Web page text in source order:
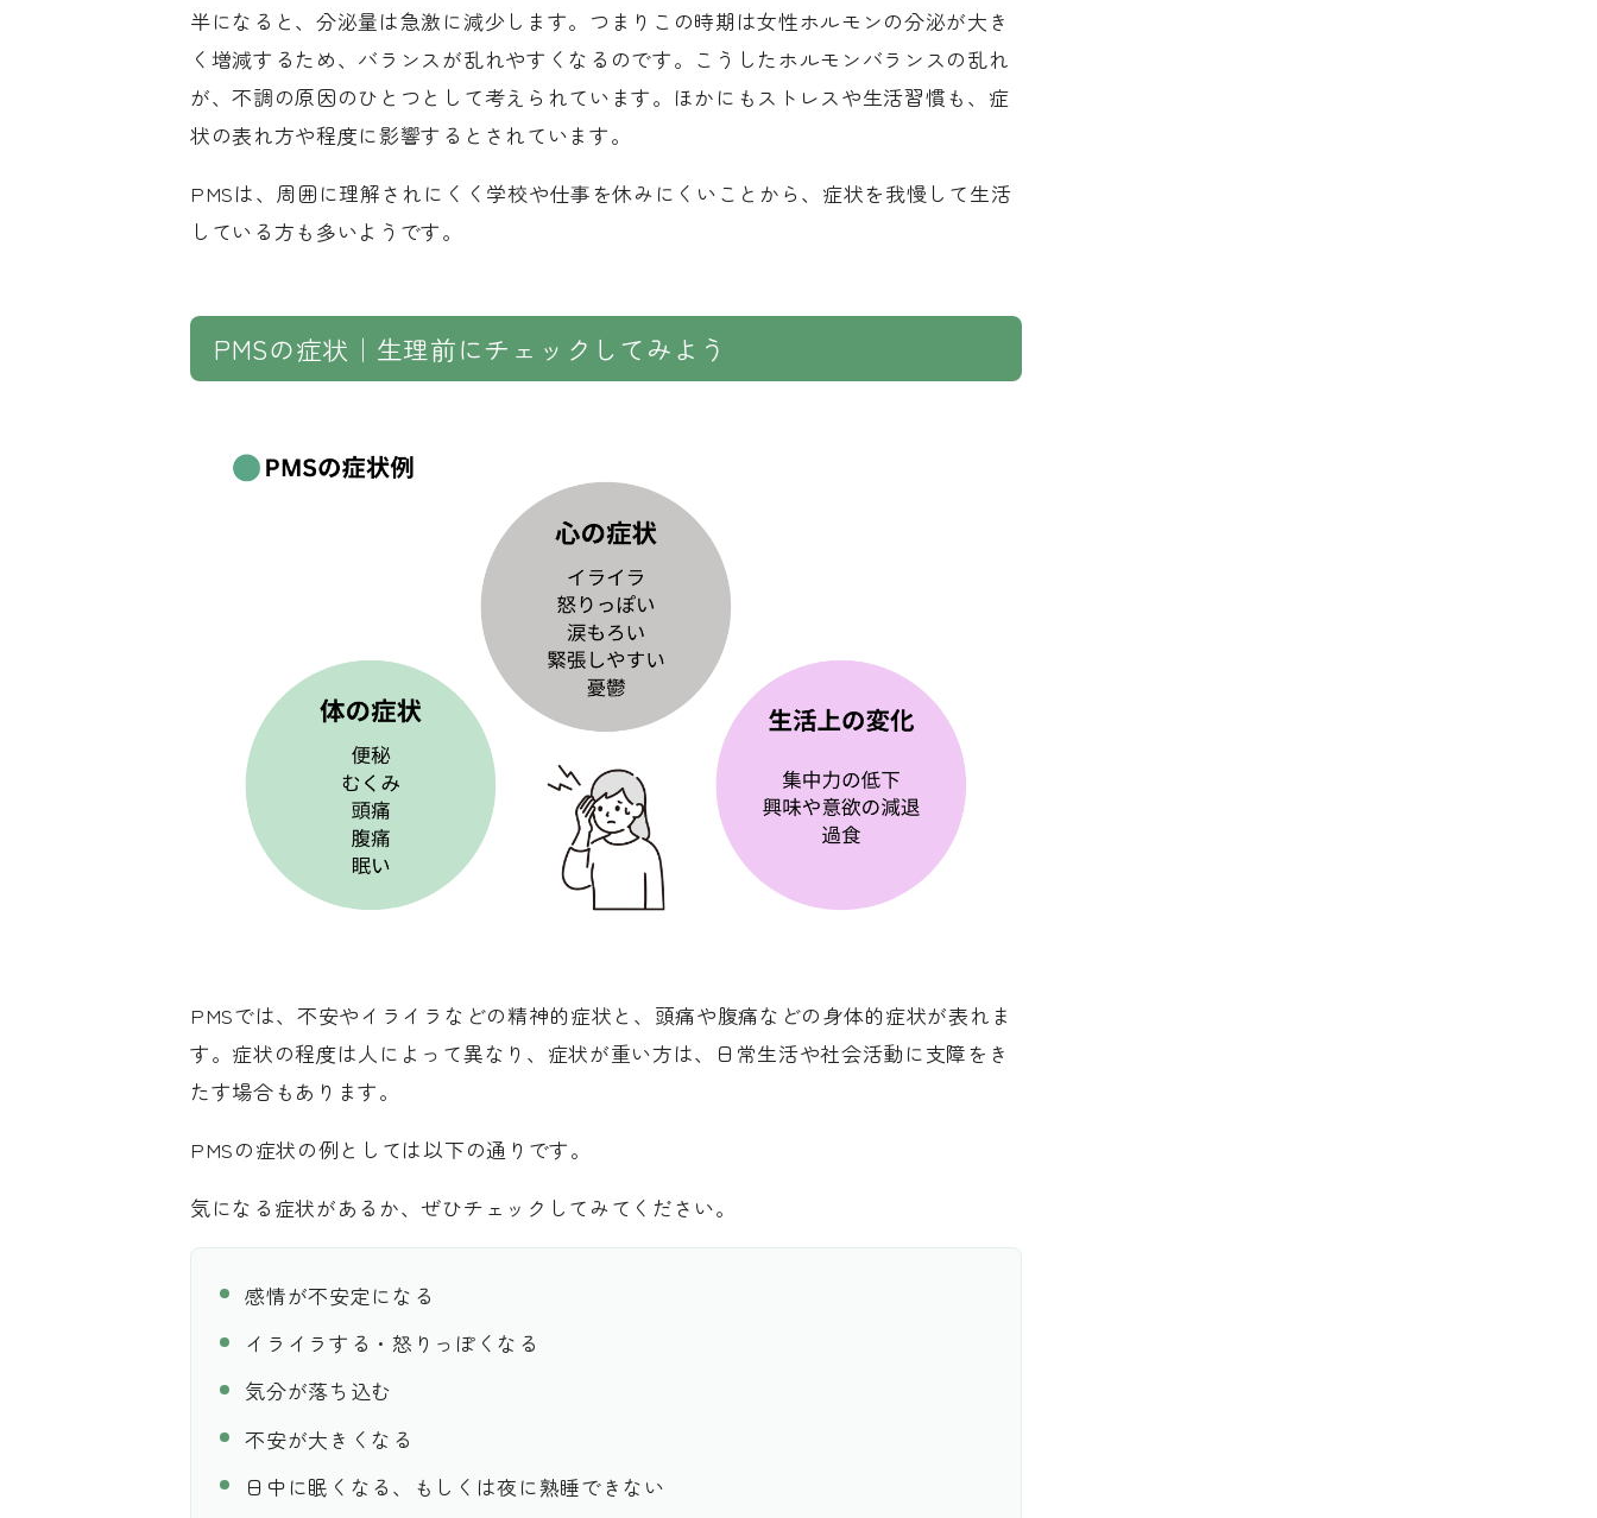
半になると、分泌量は急激に減少します。つまりこの時期は女性ホルモンの分泌が大き
く増減するため、バランスが乱れやすくなるのです。こうしたホルモンバランスの乱れ
が、不調の原因のひとつとして考えられています。ほかにもストレスや生活習慣も、症
状の表れ方や程度に影響するとされています。
PMSは、周囲に理解されにくく学校や仕事を休みにくいことから、症状を我慢して生活
している方も多いようです。
PMSの症状｜生理前にチェックしてみよう
PMSでは、不安やイライラなどの精神的症状と、頭痛や腹痛などの身体的症状が表れま
す。症状の程度は人によって異なり、症状が重い方は、日常生活や社会活動に支障をき
たす場合もあります。
PMSの症状の例としては以下の通りです。
気になる症状があるか、ぜひチェックしてみてください。
感情が不安定になる
イライラする・怒りっぽくなる
気分が落ち込む
不安が大きくなる
日中に眠くなる、もしくは夜に熟睡できない